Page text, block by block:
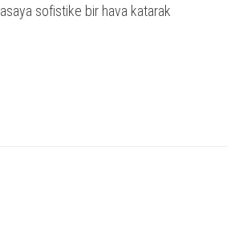
sofistike bir hava katarak